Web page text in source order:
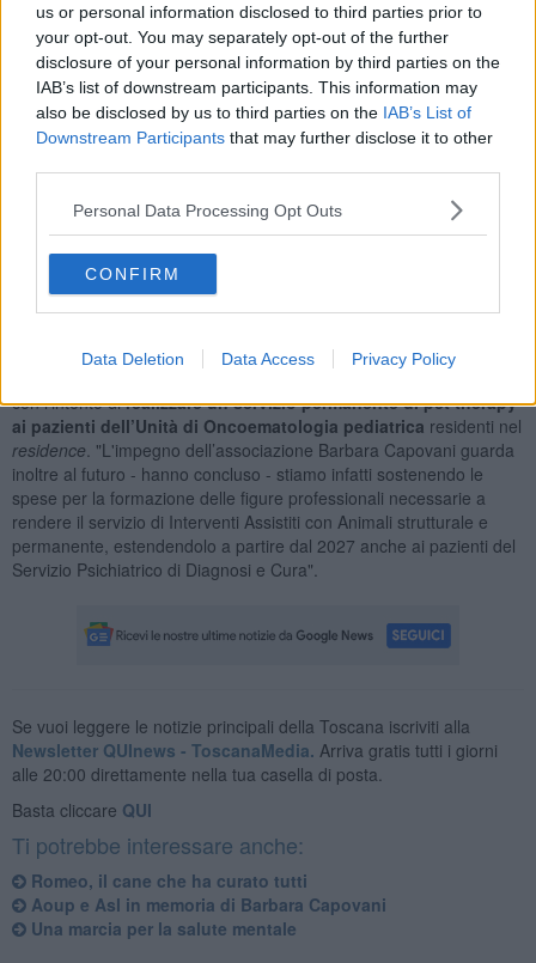
us or personal information disclosed to third parties prior to
your opt-out. You may separately opt-out of the further
disclosure of your personal information by third parties on the
IAB’s list of downstream participants. This information may
also be disclosed by us to third parties on the IAB’s List of
Downstream Participants that may further disclose it to other
Personal Data Processing Opt Outs
CONFIRM
Data Deletion Data Access Privacy Policy
Il percorso si svilupperà per tutto il 2026: per garantire i massimi
standarddi sicurezza e qualità, il progetto si avvale di unità cinofile
verificate e della partecipazione dipersonale certificato in
Interventi Assistiti con Animali. "Questa collaborazione sancisce
un legame profondo tra le realtà coinvolte - hanno aggiunto - nel
solco dell’eredità umana e professionale della dottoressa Barbara
prendersi cura delle sofferenze connesse a condizioni patologiche,
attraverso iniziative di supporto rivolte ai pazienti oncologici e
psichiatrici".
Proprio per questo, l'associazione dei genitori Agbalt e
con l’intento direalizzare un servizio permanente di pet therapy
ai pazienti dell’Unità di Oncoematologia pediatrica residenti nel
residence . "L'impegno dell’associazione Barbara Capovani guarda
inoltre al futuro - hanno concluso - stiamo infatti sostenendo le
spese per la formazione delle figure professionali necessarie a
rendere il servizio di Interventi Assistiti con Animali strutturale e
permanente, estendendolo a partire dal 2027 anche ai pazienti del
Servizio Psichiatrico di Diagnosi e Cura".
Se vuoi leggere le notizie principali della Toscana iscriviti alla
Newsletter QUInews - ToscanaMedia. Arriva gratis tutti i giorni
alle 20:00 direttamente nella tua casella di posta.
Basta cliccare QUI
Ti potrebbe interessare anche:
Romeo, il cane che ha curato tutti
Aoup e Asl in memoria di Barbara Capovani
Una marcia per la salute mentale